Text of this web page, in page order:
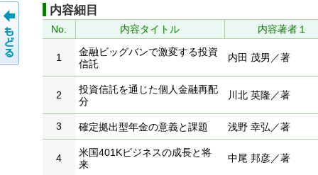
内容細目
No. 内容タイトル 内容著者１
1
金融ビッグバンで激変する投資
信託
内田 茂男／著
2
投資信託を通じた個人金融再配
分
川北 英隆／著
3 確定拠出型年金の意義と課題 浅野 幸弘／著
4
米国401Kビジネスの成長と将
来
中尾 邦彦／著